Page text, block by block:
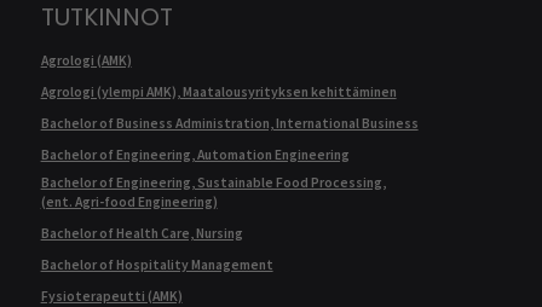
TUTKINNOT
Agrologi (AMK)
Agrologi (ylempi AMK), Maatalousyrityksen kehittäminen
Bachelor of Business Administration, International Business
Bachelor of Engineering, Automation Engineering
Bachelor of Engineering, Sustainable Food Processing,
(ent. Agri-food Engineering)
Bachelor of Health Care, Nursing
Bachelor of Hospitality Management
Fysioterapeutti (AMK)